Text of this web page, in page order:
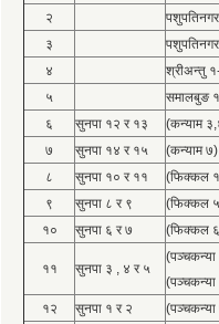
२
३
४
श्रीअन्तु
५
समालबुङ
६
सुनपा १२ र १३
(कन्याम
७
सुनपा १४ र १५
(कन्याम
८
सुनपा १० र ११
(फिक्कल
९
सुनपा ८ र ९
(फिक्कल
१०
सुनपा ६ र ७ (फिक्कल
११ सुनपा ३ , ४ र ५
१२
सुनपा १ र २